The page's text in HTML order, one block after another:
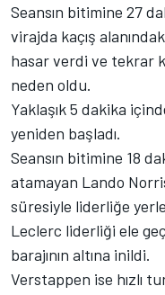
Seansın bitimine 27
virajda kaçış
hasar verdi ve tekrar
neden oldu.
Yaklaşık 5 dakika
yeniden başladı.
Seansın bitimine 18
atamayan Lando
süresiyle liderliğe
Leclerc liderliği ele
barajının altına inildi.
Verstappen ise hızlı